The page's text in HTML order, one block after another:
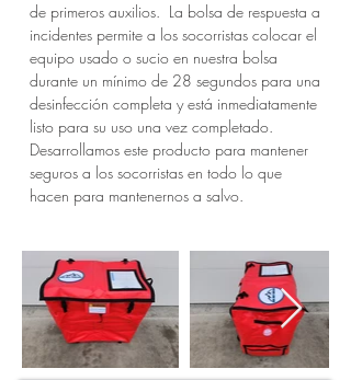
de primeros auxilios.​ La bolsa de respuesta a
incidentes permite a los socorristas colocar el
equipo usado o sucio en nuestra bolsa
durante un mínimo de 28 segundos para una
desinfección completa y está inmediatamente
listo para su uso una vez completado.
Desarrollamos este producto para mantener
seguros a los socorristas en todo lo que
hacen para mantenernos a salvo.